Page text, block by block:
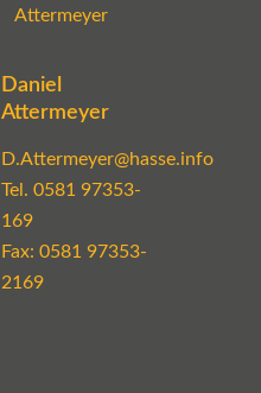
Daniel
Attermeyer
D.Attermeyer@hasse.info
Tel. 0581 97353-
169
Fax: 0581 97353-
2169